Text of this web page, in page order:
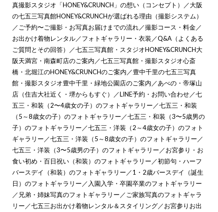
真撮影スタジオ「HONEY&CRUNCH」の想い（コンセプト）
／大阪
の七五三写真館HONEY&CRUNCHが選ばれる理由（撮影システム）
／ ご予約〜ご撮影・お写真お届けまでの流れ／撮影コース・料金／
お出かけ着物レンタル／フォトギャラリー・衣装 ／Q&A（よくある
ご質問とその回答）
／七五三写真館・スタジオHONEY&CRUNCH大
阪天満宮・南森町店のご案内 ／七五三写真館・撮影スタジオ心斎
橋・北堀江のHONEY&CRUNCHのご案内 ／豊中千里の七五三写真
館・撮影スタジオ豊中千里・緑地公園店のご案内 ／あべの・帝塚山
店（住吉大社近く・堺からもすぐ）
／LINE予約・お問い合わせ／七
五三・和装（2〜4歳女の子）のフォトギャラリー ／七五三・和装
（5～8歳女の子）のフォトギャラリー ／七五三・和装（3〜5歳男の
子）のフォトギャラリー ／七五三・洋装（2～4歳女の子）のフォト
ギャラリー ／七五三・洋装（5～8歳女の子）のフォトギャラリー ／
七五三・洋装（3〜5歳男の子）のフォトギャラリー ／お宮参り・お
食い初め・百日祝い（和装）のフォトギャラリー ／初節句・ハーフ
バースデイ（和装）のフォトギャラリー ／1・2歳バースデイ（誕生
日）のフォトギャラリー ／ 入園入学・卒園卒業のフォトギャラリー
／ 兄弟・姉妹写真のフォトギャラリー ／ ご家族写真のフォトギャラ
リー ／七五三お出かけ着物レンタル＆スタイリング／お宮参りお出